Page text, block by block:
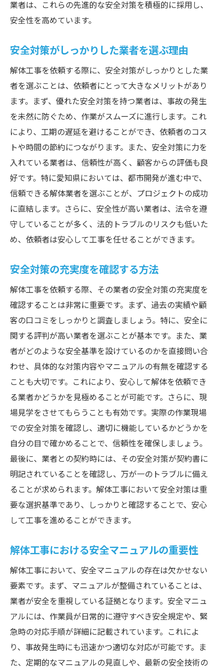
業者は、これらの先進的な安全対策を積極的に採用し、
安全性を高めています。
安全対策がしっかりした業者を選ぶ理由
解体工事を依頼する際に、安全対策がしっかりとした業
者を選ぶことは、依頼者にとって大きなメリットがあり
ます。まず、優れた安全対策を持つ業者は、事故の発生
を未然に防ぐため、作業がスムーズに進行します。これ
により、工期の遅延を避けることができ、依頼者のコス
トや時間の節約につながります。また、安全対策に力を
入れている業者は、信頼性が高く、顧客からの評価も良
好です。特に愛知県においては、都市開発が進む中で、
信頼できる解体業者を選ぶことが、プロジェクトの成功
に直結します。さらに、安全性が高い業者は、法令を遵
守していることが多く、法的トラブルのリスクも低いた
め、依頼者は安心して工事を任せることができます。
安全対策の充実度を確認する方法
解体工事を依頼する際、その業者の安全対策の充実度を
確認することは非常に重要です。まず、過去の実績や顧
客の口コミをしっかりと調査しましょう。特に、安全に
関する評判が高い業者を選ぶことが基本です。また、業
者がどのような安全基準を設けているのかを直接問い合
わせ、具体的な対策内容やマニュアルの有無を確認する
ことも大切です。これにより、安心して解体を依頼でき
る業者かどうかを見極めることが可能です。さらに、現
場見学をさせてもらうことも有効です。実際の作業現場
での安全対策を確認し、適切に機能しているかどうかを
自分の目で確かめることで、信頼性を確保しましょう。
最後に、業者との契約時には、その安全対策が契約書に
明記されていることを確認し、万が一のトラブルに備え
ることが求められます。解体工事において安全対策は重
要な選択基準であり、しっかりと確認することで、安心
して工事を進めることができます。
解体工事における安全マニュアルの重要性
解体工事において、安全マニュアルの存在は欠かせない
要素です。まず、マニュアルが整備されていることは、
業者が安全を重視している証拠となります。安全マニュ
アルには、作業員が日常的に遵守すべき安全規定や、緊
急時の対応手順が詳細に記載されています。これによ
り、事故発生時にも迅速かつ適切な対応が可能です。ま
た、定期的なマニュアルの見直しや、最新の安全技術の